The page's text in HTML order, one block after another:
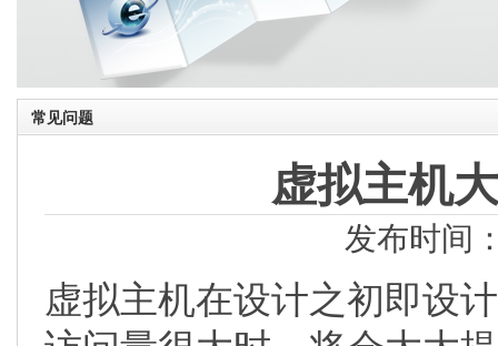
常见问题
虚拟主机
发布时间
虚拟主机在设计之初即设